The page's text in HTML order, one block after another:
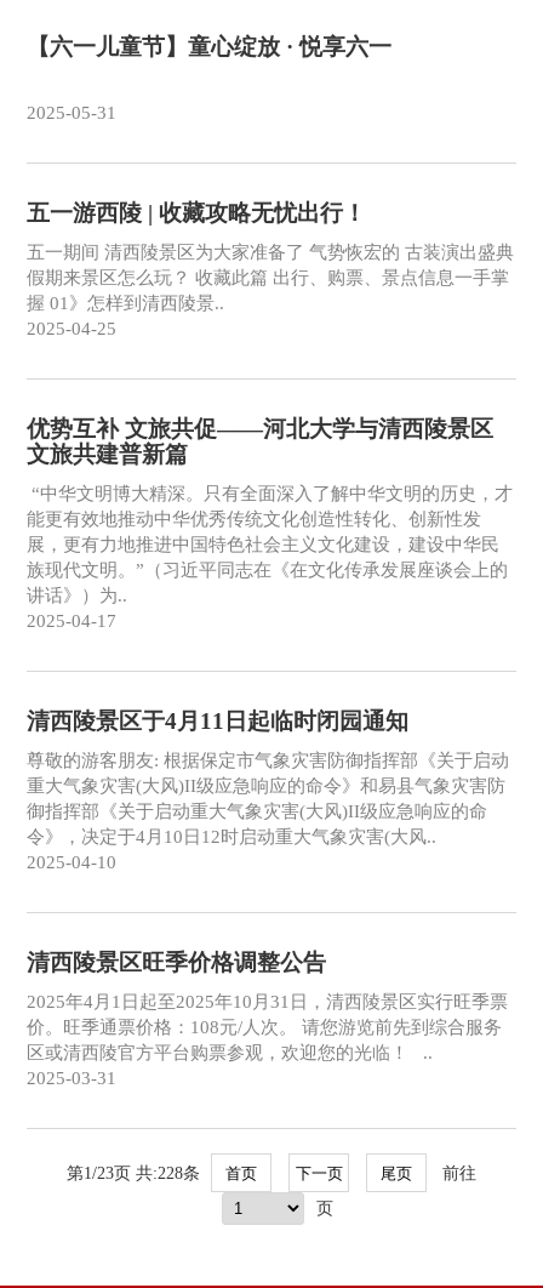
【六一儿童节】童心绽放 · 悦享六一
2025-05-31
五一游西陵 | 收藏攻略无忧出行！
五一期间 清西陵景区为大家准备了 气势恢宏的 古装演出盛典
假期来景区怎么玩？ 收藏此篇 出行、购票、景点信息一手掌
握 01》怎样到清西陵景..
2025-04-25
优势互补 文旅共促——河北大学与清西陵景区
文旅共建普新篇
“中华文明博大精深。只有全面深入了解中华文明的历史，才
能更有效地推动中华优秀传统文化创造性转化、创新性发
展，更有力地推进中国特色社会主义文化建设，建设中华民
族现代文明。”（习近平同志在《在文化传承发展座谈会上的
讲话》）为..
2025-04-17
清西陵景区于4月11日起临时闭园通知
尊敬的游客朋友: 根据保定市气象灾害防御指挥部《关于启动
重大气象灾害(大风)II级应急响应的命令》和易县气象灾害防
御指挥部《关于启动重大气象灾害(大风)II级应急响应的命
令》，决定于4月10日12时启动重大气象灾害(大风..
2025-04-10
清西陵景区旺季价格调整公告
2025年4月1日起至2025年10月31日，清西陵景区实行旺季票
价。旺季通票价格：108元/人次。 请您游览前先到综合服务
区或清西陵官方平台购票参观，欢迎您的光临！ ..
2025-03-31
第1/23页 共:228条
前往
页